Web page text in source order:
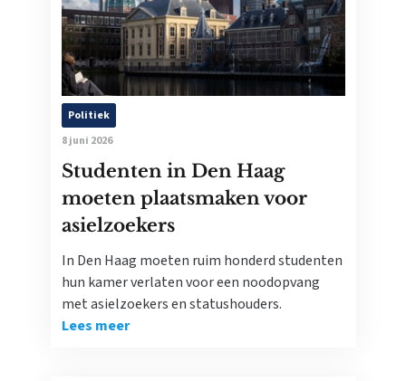
Politiek
8 juni 2026
Studenten in Den Haag
moeten plaatsmaken voor
asielzoekers
In Den Haag moeten ruim honderd studenten
hun kamer verlaten voor een noodopvang
met asielzoekers en statushouders.
Lees meer